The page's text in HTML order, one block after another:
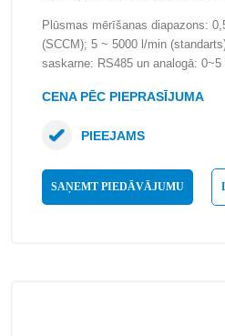
Plūsmas mērīšanas diapazons:
(SCCM); 5 ~ 5000 l/min
saskarne: RS485 un analogā:
CENA PĒC PIEPRASĪJUMA
SAŅEMT PIEDĀVĀJUMU
PIEEJAMS